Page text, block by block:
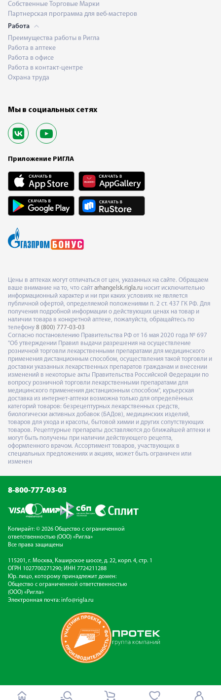
Собственные Торговые Марки
Партнерская программа для веб-мастеров
Работа
Преимущества работы в Ригла
Работа в аптеке
Работа в офисе
Работа в контакт-центре
Охрана труда
Мы в социальных сетях
Приложение РИГЛА
Цены в аптеках могут отличаться от цен, указанных на сайте. Обращаем
ваше внимание на то, что сайт arhangelsk.rigla.ru носит исключительно
информационный характер и ни при каких условиях не является
публичной офертой, определяемой положениями п. 2 ст. 437 ГК РФ. Для
получения подробной информации о действующих ценах на товар и
наличии товара в конкретной аптеке, пожалуйста, обращайтесь по
телефону 8 (800) 777-03-03
Согласно постановлению Правительства РФ от 16 мая 2020 года № 697
"Об утверждении Правил выдачи разрешения на осуществление
розничной торговли лекарственными препаратами для медицинского
применения дистанционным способом, осуществления такой торговли и
доставки указанных лекарственных препаратов гражданам и внесении
изменений в некоторые акты Правительства Российской Федерации по
вопросу розничной торговли лекарственными препаратами для
медицинского применения дистанционным способом", курьерская
доставка из интернет-аптеки возможна только для определённых
категорий товаров: безрецептурных лекарственных средств,
биологически активных добавок (БАДов), медицинских изделий,
товаров для ухода и красоты, бытовой химии и других сопутствующих
товаров. Рецептурные препараты доставляются до ближайшей аптеки и
могут быть получены при наличии действующего рецепта,
оформленного врачом. Ассортимент товаров, участвующих в
специальных предложениях и акциях, может быть ограничен или
изменен
8-800-777-03-03
Копирайт: © 2026 Общество с ограниченной
ответственностью (ООО) «Ригла»
Все права защищены
115201, г. Москва, Каширское шоссе, д. 22, корп. 4, стр. 1
ОГРН 1027700271290; ИНН 7724211288
Юр. лицо, которому принадлежит домен:
Общество с ограниченной ответственностью
(ООО) «Ригла»
Электронная почта: info@rigla.ru